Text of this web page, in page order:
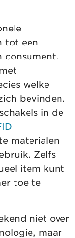
tot een
consument.
welke
bevinden.
in de
materialen
Zelfs
item kunt
toe te
niet over
maar